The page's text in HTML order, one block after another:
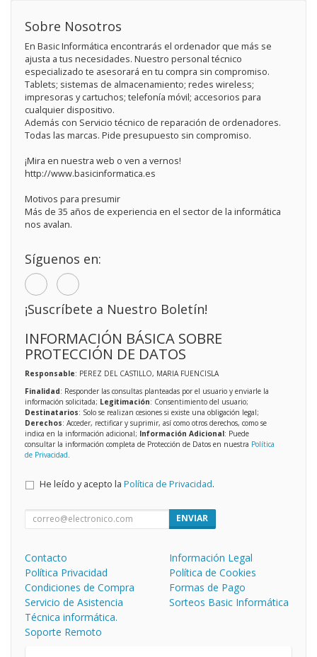
Sobre Nosotros
En Basic Informática encontrarás el ordenador que más se
ajusta a tus necesidades. Nuestro personal técnico
especializado te asesorará en tu compra sin compromiso.
Tablets; sistemas de almacenamiento; redes wireless;
impresoras y cartuchos; telefonía móvil; accesorios para
cualquier dispositivo.
Además con Servicio técnico de reparación de ordenadores.
Todas las marcas. Pide presupuesto sin compromiso.
¡Mira en nuestra web o ven a vernos!
http://www.basicinformatica.es
Motivos para presumir
Más de 35 años de experiencia en el sector de la informática
nos avalan.
Síguenos en:
¡Suscríbete a Nuestro Boletín!
INFORMACIÓN BÁSICA SOBRE
PROTECCIÓN DE DATOS
Responsable: PEREZ DEL CASTILLO, MARIA FUENCISLA
Finalidad: Responder las consultas planteadas por el usuario y enviarle la
información solicitada; Legitimación: Consentimiento del usuario;
Destinatarios: Solo se realizan cesiones si existe una obligación legal;
Derechos: Acceder, rectificar y suprimir, así como otros derechos, como se
indica en la información adicional; Información Adicional: Puede
consultar la información completa de Protección de Datos en nuestra Política
de Privacidad
He leído y acepto la Política de Privacidad.
ENVIAR
Contacto
Información Legal
Política Privacidad
Política de Cookies
Condiciones de Compra
Formas de Pago
Servicio de Asistencia
Técnica informática.
Soporte Remoto
Sorteos Basic Informática